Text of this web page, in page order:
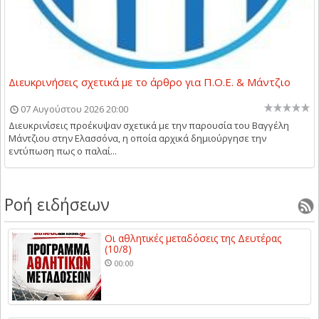
Διευκρινήσεις σχετικά με το άρθρο για Π.Ο.Ε. & Μάντζιο
07 Αυγούστου 2026 20:00
Διευκρινίσεις προέκυψαν σχετικά με την παρουσία του Βαγγέλη
Μάντζιου στην Ελασσόνα, η οποία αρχικά δημιούργησε την
εντύπωση πως ο παλαί...
Ροή ειδήσεων
Οι αθλητικές μεταδόσεις της Δευτέρας
(10/8)
00:00